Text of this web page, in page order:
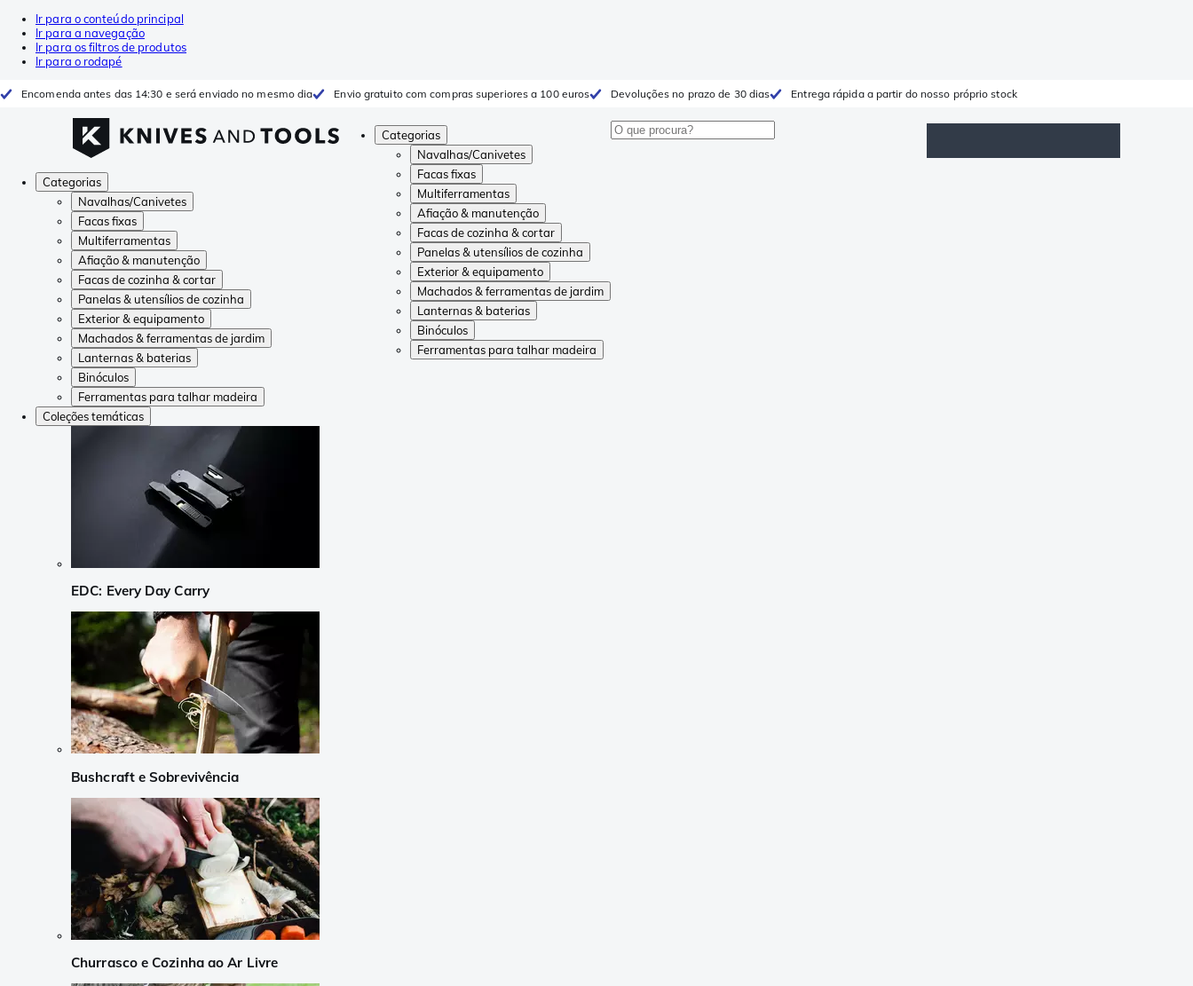
Ir para o conteúdo principal
Ir para a navegação
Ir para os filtros de produtos
Ir para o rodapé
Encomenda antes das 14:30 e será enviado no mesmo dia Envio gratuito com compras superiores a 100 euros Devoluções no prazo de 30 dias Entrega rápida a partir do nosso próprio stock
Categorias
Navalhas/Canivetes
Facas fixas
Multiferramentas
Afiação & manutenção
Facas de cozinha & cortar
Panelas & utensílios de cozinha
Exterior & equipamento
Machados & ferramentas de jardim
Lanternas & baterias
Binóculos
Ferramentas para talhar madeira
Categorias
Navalhas/Canivetes
Facas fixas
Multiferramentas
Afiação & manutenção
Facas de cozinha & cortar
Panelas & utensílios de cozinha
Exterior & equipamento
Machados & ferramentas de jardim
Lanternas & baterias
Binóculos
Ferramentas para talhar madeira
Coleções temáticas
EDC: Every Day Carry
Bushcraft e Sobrevivência
Churrasco e Cozinha ao Ar Livre